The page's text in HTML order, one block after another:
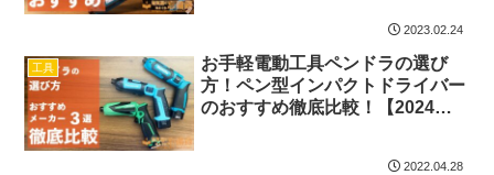
2023.02.24
工具
お手軽電動工具ペンドラの選び
方！ペン型インパクトドライバー
のおすすめ徹底比較！【2024年
2022.04.28